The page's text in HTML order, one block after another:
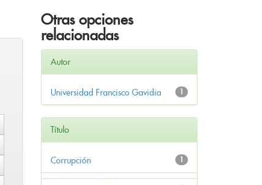
Otras opciones
relacionadas
Autor
1
Universidad Francisco Gavidia
Título
1
Corrupción